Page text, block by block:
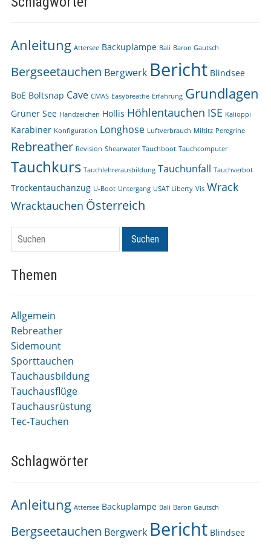
Anleitung Attersee Backuplampe Bali Baron Gautsch
Bergseetauchen Bergwerk Bericht Blindsee
BoE Boltsnap Cave CMAS Easybreathe Erfahrung Grundlagen
Grüner See Handzeichen Hollis Höhlentauchen ISE Kalioppi
Karabiner Konfiguration Longhose Luftverbrauch Miltitz Peregrine
Rebreather Revision Shearwater Tauchboot Tauchcomputer
Tauchkurs Tauchlehrerausbildung Tauchunfall Tauchverbot
Trockentauchanzug U-Boot Untergang USAT Liberty Vis Wrack
Wracktauchen Österreich
Suchen Suchen
Themen
Allgemein
Rebreather
Sidemount
Sporttauchen
Tauchausbildung
Tauchausflüge
Tauchausrüstung
Tec-Tauchen
Schlagwörter
Anleitung Attersee Backuplampe Bali Baron Gautsch
Bergseetauchen Bergwerk Bericht Blindsee